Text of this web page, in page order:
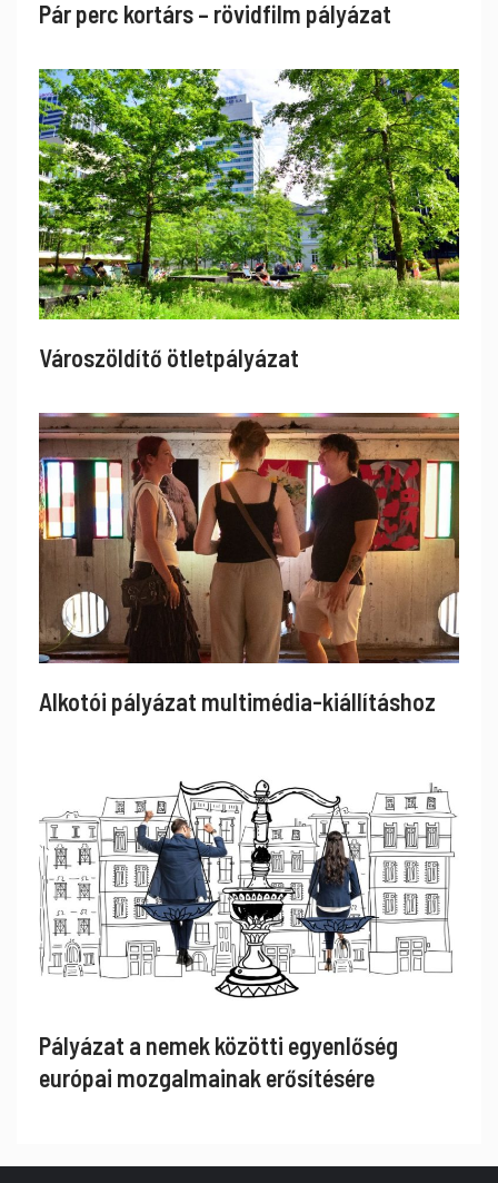
Pár perc kortárs – rövidfilm pályázat
Városzöldítő ötletpályázat
Alkotói pályázat multimédia-kiállításhoz
Pályázat a nemek közötti egyenlőség
európai mozgalmainak erősítésére